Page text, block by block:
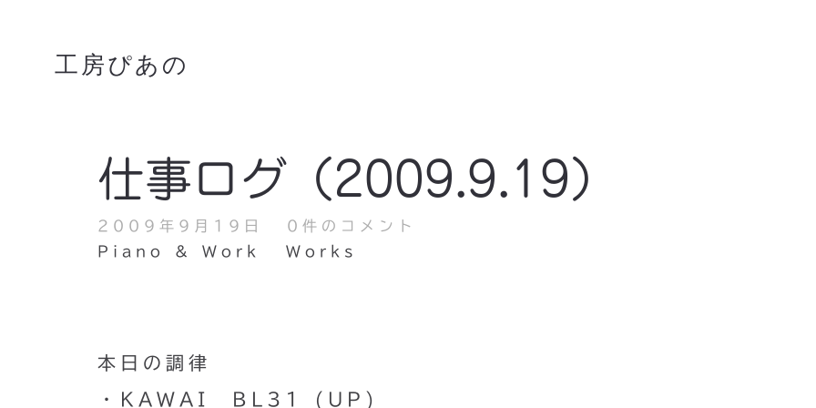
工房ぴあの
仕事ログ（2009.9.19）
2009年9月19日
0件のコメント
Piano & Work
Works
本日の調律
・KAWAI BL31 (UP)